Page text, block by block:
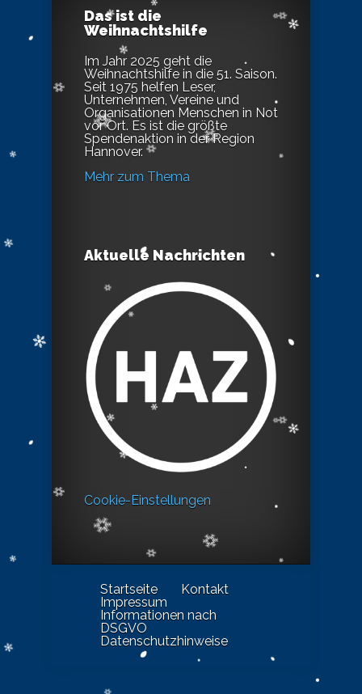
Das ist die
Weihnachtshilfe
Im Jahr 2025 geht die
Weihnachtshilfe in die 51. Saison.
Seit 1975 helfen Leser,
Unternehmen, Vereine und
Organisationen Menschen in Not
vor Ort. Es ist die größte
Spendenaktion in der Region
Hannover.
Mehr zum Thema
Aktuelle Nachrichten
Cookie-Einstellungen
Startseite
Kontakt
Impressum
Informationen nach
DSGVO
Datenschutzhinweise